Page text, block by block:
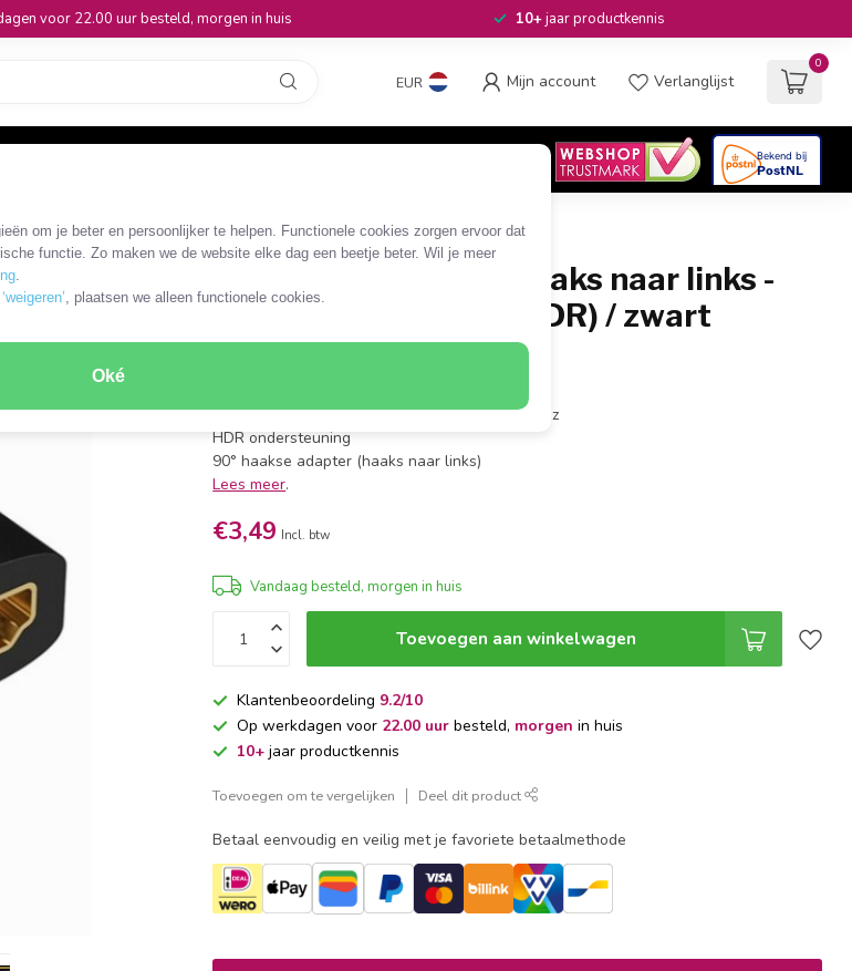
om je beter en persoonlijker te helpen. Functionele cookies zorgen ervoor dat
functie. Zo maken we de website elke dag een beetje beter. Wil je meer
.
‘weigeren’, plaatsen we alleen functionele cookies.
Oké
voor 22.00 uur besteld, morgen in huis 10+jaar productkennis
EUR Mijn account Verlanglijst
0
OKS-51502
HDMI adapter - 90° haaks naar links -
HDMI2.1 (8K 60Hz + HDR) / zwart
resoluties tot 4K 120Hz, 5K/8K 60Hz en 10K 30Hz
HDR ondersteuning
90° haakse adapter (haaks naar links)
Lees meer.
€3,49 Incl. btw
Vandaag besteld, morgen in huis
Toevoegen aan winkelwagen
Klantenbeoordeling 9.2/10
Op werkdagen voor 22.00 uur besteld, morgen in huis
10+ jaar productkennis
Toevoegen om te vergelijken Deel dit product
Betaal eenvoudig en veilig met je favoriete betaalmethode